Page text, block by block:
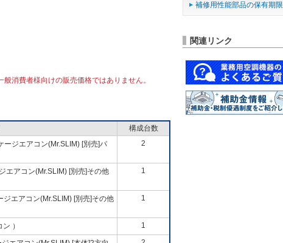
消費者様向けの販売価格ではありません。
構成台数
ージエアコン(Mr.SLIM) [別売]パ
2
エアコン(Mr.SLIM) [別売]その他
1
ジエアコン(Mr.SLIM) [別売]その他
1
） 1
補修用性能部品の保有期限
関連リンク